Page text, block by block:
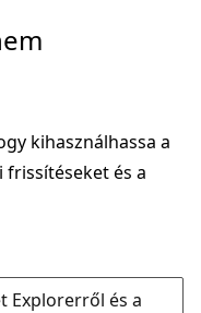
kihasználhassa a
és a
Explorerről és a